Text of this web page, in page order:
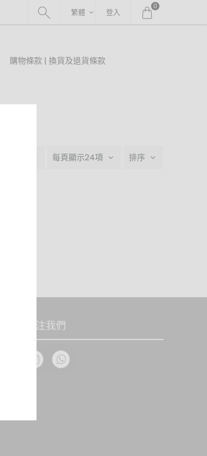
繁體 登入
0
購物條款 | 換貨及退貨條款
排序
每頁顯示24項
關注我們